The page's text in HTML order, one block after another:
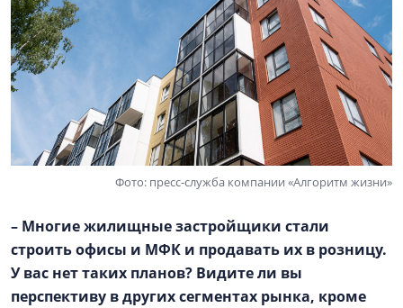
Фото: пресс-служба компании «Алгоритм жизни»
– Многие жилищные застройщики стали
строить офисы и МФК и продавать их в розницу.
У вас нет таких планов? Видите ли вы
перспективу в других сегментах рынка, кроме